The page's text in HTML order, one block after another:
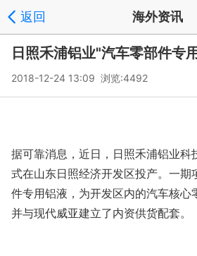
返回 海外资讯
日照禾浦铝业"汽车零部件专
2018-12-24 13:09 浏览:4492
据可靠消息，近日 ，日照禾浦铝业
式在山东日照经济开发区投产。一期
件专用铝液，为开发区内的汽车核心
并与现代威亚建立了内资供货配套。